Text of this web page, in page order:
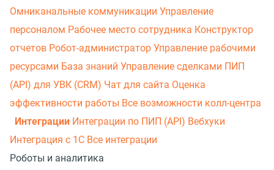
Омниканальные коммуникации Управление
персоналом Рабочее место сотрудника Конструктор
отчетов Робот-администратор Управление рабочими
ресурсами База знаний Управление сделками ПИП
(API) для УВК (CRM) Чат для сайта Оценка
эффективности работы Все возможности колл-центра
Интеграции Интеграции по ПИП (API) Вебхуки
Интеграция с 1С Все интеграции
Роботы и аналитика